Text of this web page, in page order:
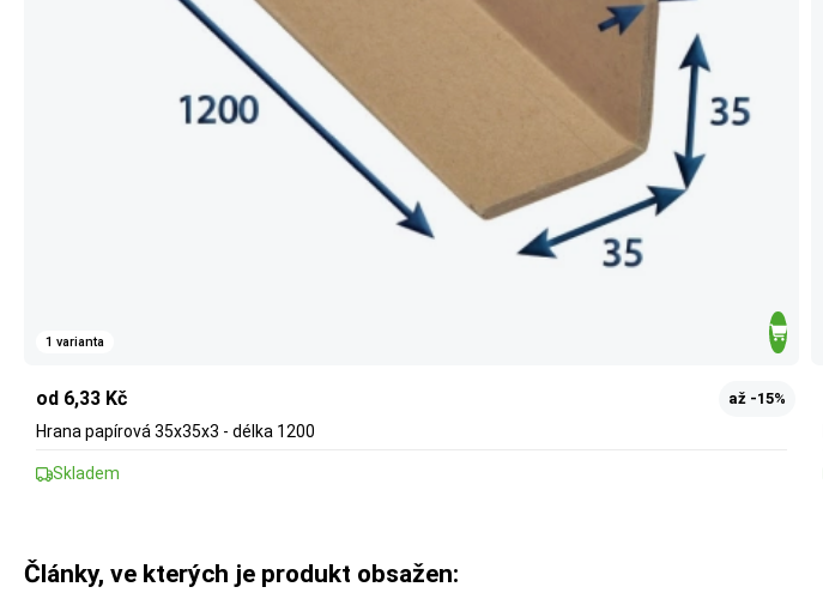
1 varianta
od 6,33 Kč až -15%
Hrana papírová 35x35x3 - délka 1200
Skladem
Články, ve kterých je produkt obsažen: